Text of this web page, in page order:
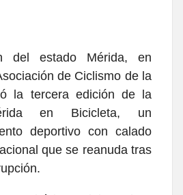
del estado Mérida, en
de Ciclismo de la
la tercera edición de la
en Bicicleta, un
deportivo con calado
que se reanuda tras